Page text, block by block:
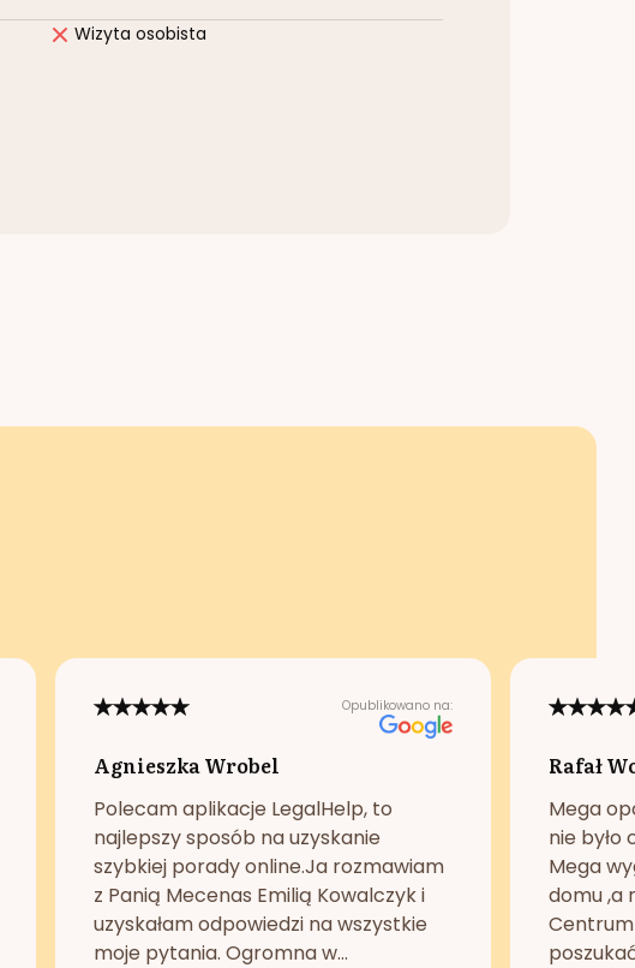
Wizyta osobista
Opublikowano na:
Agnieszka Wrobel
Polecam aplikacje LegalHelp, to
najlepszy sposób na uzyskanie
szybkiej porady online.Ja rozmawiam
z Panią Mecenas Emilią Kowalczyk i
uzyskałam odpowiedzi na wszystkie
moje pytania. Ogromna w...
Rafał
Mega
nie było
Mega
domu ,a